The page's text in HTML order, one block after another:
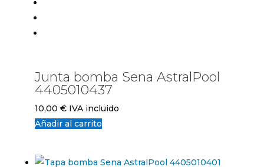
Junta bomba Sena AstralPool
4405010437
10,00 € IVA incluido
Añadir al carrito